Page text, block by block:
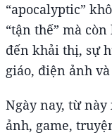
“apocalyptic”
“tận thế” mà
đến khải thị, sự
giáo, điện ảnh
Ngày nay, từ
ảnh, game,